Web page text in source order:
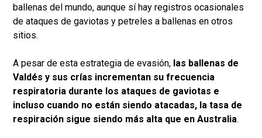
ballenas del mundo, aunque sí hay registros ocasionales
de ataques de gaviotas y petreles a ballenas en otros
sitios.
A pesar de esta estrategia de evasión, las ballenas de
Valdés y sus crías incrementan su frecuencia
respiratoria durante los ataques de gaviotas e
incluso cuando no están siendo atacadas, la tasa de
respiración sigue siendo más alta que en Australia.